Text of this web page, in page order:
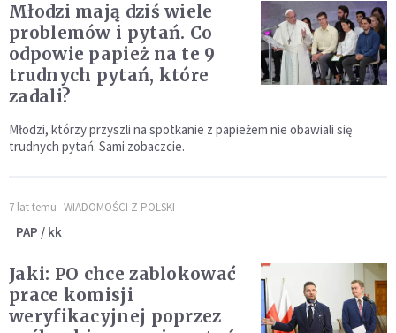
Młodzi mają dziś wiele
problemów i pytań. Co
odpowie papież na te 9
trudnych pytań, które
zadali?
Młodzi, którzy przyszli na spotkanie z papieżem nie obawiali się
trudnych pytań. Sami zobaczcie.
7 lat temu WIADOMOŚCI Z POLSKI
PAP / kk
Jaki: PO chce zablokować
prace komisji
weryfikacyjnej poprzez